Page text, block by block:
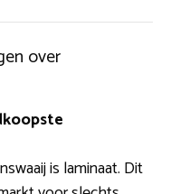
over
is laminaat. Dit